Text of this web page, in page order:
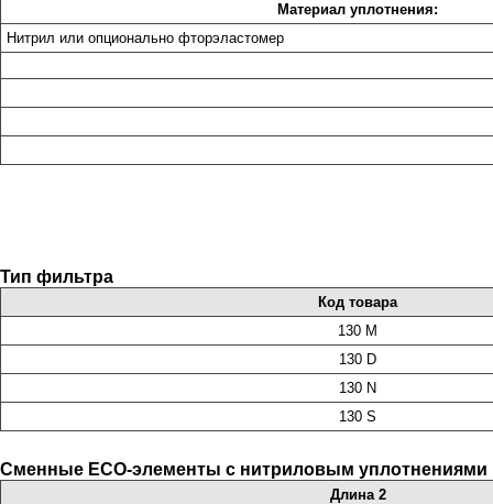
Материал уплотнения:
Нитрил или опционально фторэластомер
Тип фильтра
Код товара
130 М
130 D
130 N
130 S
Сменные ECO-элементы с нитриловым уплотнениями
Длина 2